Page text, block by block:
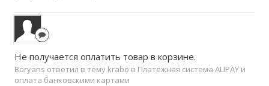
Не получается оплатить товар в корзине.
Boryans ответил в тему krabo в Платежная система ALIPAY и
оплата банковскими картами